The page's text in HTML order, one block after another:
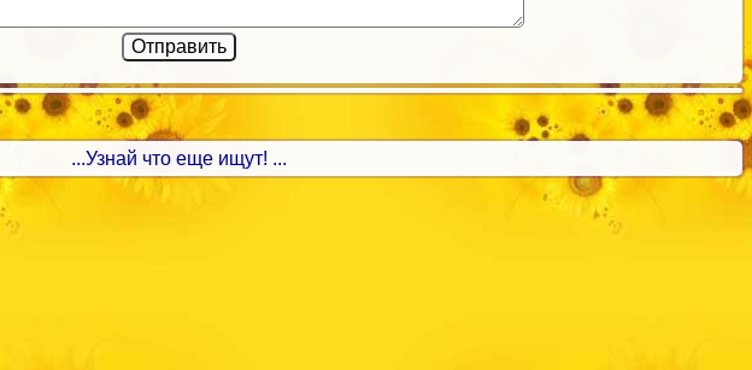
...Узнай что еще ищут! ...